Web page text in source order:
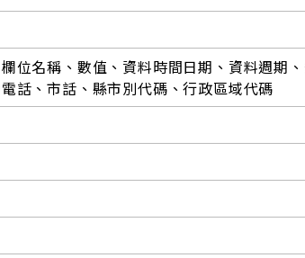
位名稱、數值、資料時間日期、資料週期
話、市話、縣市別代碼、行政區域代碼